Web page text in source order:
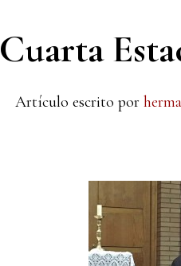
Cuarta
Artículo escrito por